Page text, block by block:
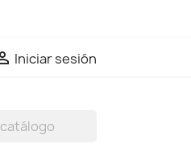
Iniciar sesión